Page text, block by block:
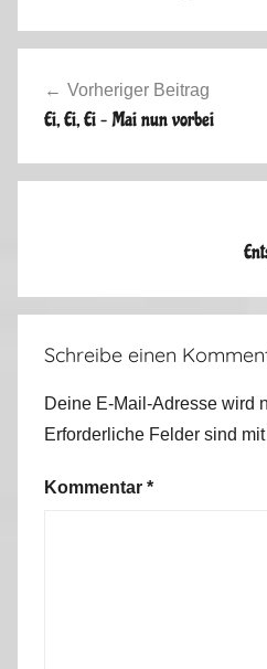
m
r
2
Vorheriger Beitrag
Ei, Ei, Ei – Mai nun vorbei
Schreibe einen
Deine E-Mail-Adresse wird
Erforderliche Felder sind mit
Kommentar *